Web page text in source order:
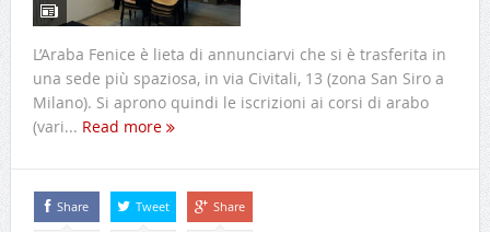
L’Araba Fenice è lieta di annunciarvi che si è trasferita in
una sede più spaziosa, in via Civitali, 13 (zona San Siro a
Milano). Si aprono quindi le iscrizioni ai corsi di arabo
(vari... Read more
Share Tweet Share